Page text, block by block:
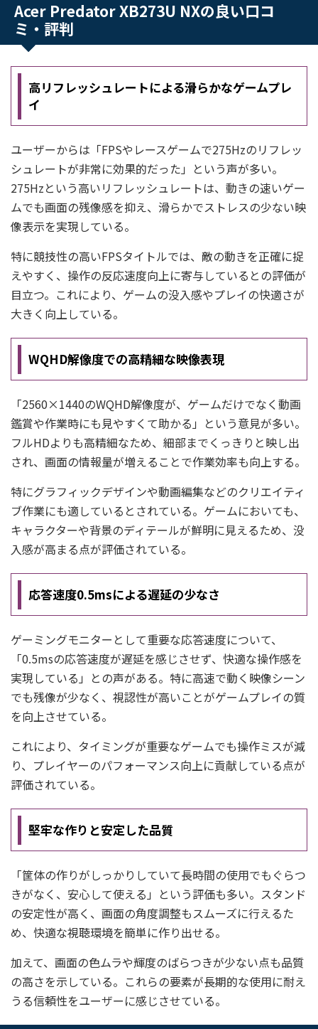
Acer Predator XB273U NXの良い口コ
ミ・評判
高リフレッシュレートによる滑らかなゲームプレ
イ
ユーザーからは「FPSやレースゲームで275Hzのリフレッ
シュレートが非常に効果的だった」という声が多い。
275Hzという高いリフレッシュレートは、動きの速いゲー
ムでも画面の残像感を抑え、滑らかでストレスの少ない映
像表示を実現している。
特に競技性の高いFPSタイトルでは、敵の動きを正確に捉
えやすく、操作の反応速度向上に寄与しているとの評価が
目立つ。これにより、ゲームの没入感やプレイの快適さが
大きく向上している。
WQHD解像度での高精細な映像表現
「2560×1440のWQHD解像度が、ゲームだけでなく動画
鑑賞や作業時にも見やすくて助かる」という意見が多い。
フルHDよりも高精細なため、細部までくっきりと映し出
され、画面の情報量が増えることで作業効率も向上する。
特にグラフィックデザインや動画編集などのクリエイティ
ブ作業にも適しているとされている。ゲームにおいても、
キャラクターや背景のディテールが鮮明に見えるため、没
入感が高まる点が評価されている。
応答速度0.5msによる遅延の少なさ
ゲーミングモニターとして重要な応答速度について、
「0.5msの応答速度が遅延を感じさせず、快適な操作感を
実現している」との声がある。特に高速で動く映像シーン
でも残像が少なく、視認性が高いことがゲームプレイの質
を向上させている。
これにより、タイミングが重要なゲームでも操作ミスが減
り、プレイヤーのパフォーマンス向上に貢献している点が
評価されている。
堅牢な作りと安定した品質
「筐体の作りがしっかりしていて長時間の使用でもぐらつ
きがなく、安心して使える」という評価も多い。スタンド
の安定性が高く、画面の角度調整もスムーズに行えるた
め、快適な視聴環境を簡単に作り出せる。
加えて、画面の色ムラや輝度のばらつきが少ない点も品質
の高さを示している。これらの要素が長期的な使用に耐え
うる信頼性をユーザーに感じさせている。